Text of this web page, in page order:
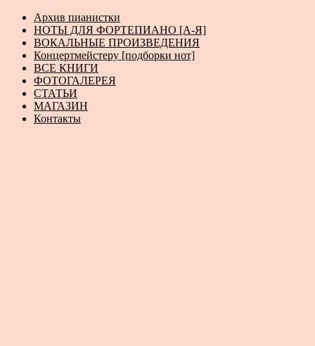
Архив пианистки
НОТЫ ДЛЯ ФОРТЕПИАНО [А-Я]
ВОКАЛЬНЫЕ ПРОИЗВЕДЕНИЯ
Концертмейстеру [подборки нот]
ВСЕ КНИГИ
ФОТОГАЛЕРЕЯ
СТАТЬИ
МАГАЗИН
Контакты